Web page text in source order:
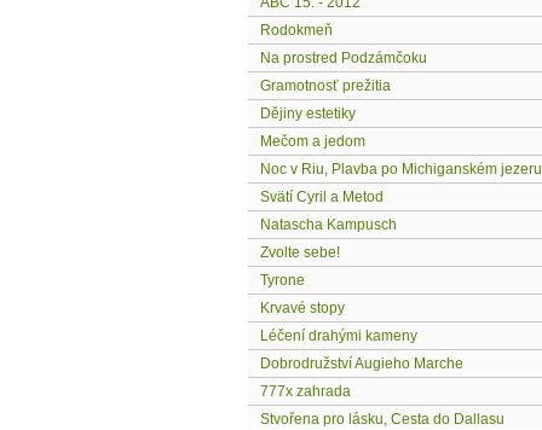
Rodokmeň
Na prostred Podzámčoku
Gramotnosť prežitia
Dějiny estetiky
Mečom a jedom
Noc v Riu, Plavba po Michiganském jezeru
Svätí Cyril a Metod
Natascha Kampusch
Zvolte sebe!
Tyrone
Krvavé stopy
Léčení drahými kameny
Dobrodružství Augieho Marche
777x zahrada
Stvořena pro lásku, Cesta do Dallasu